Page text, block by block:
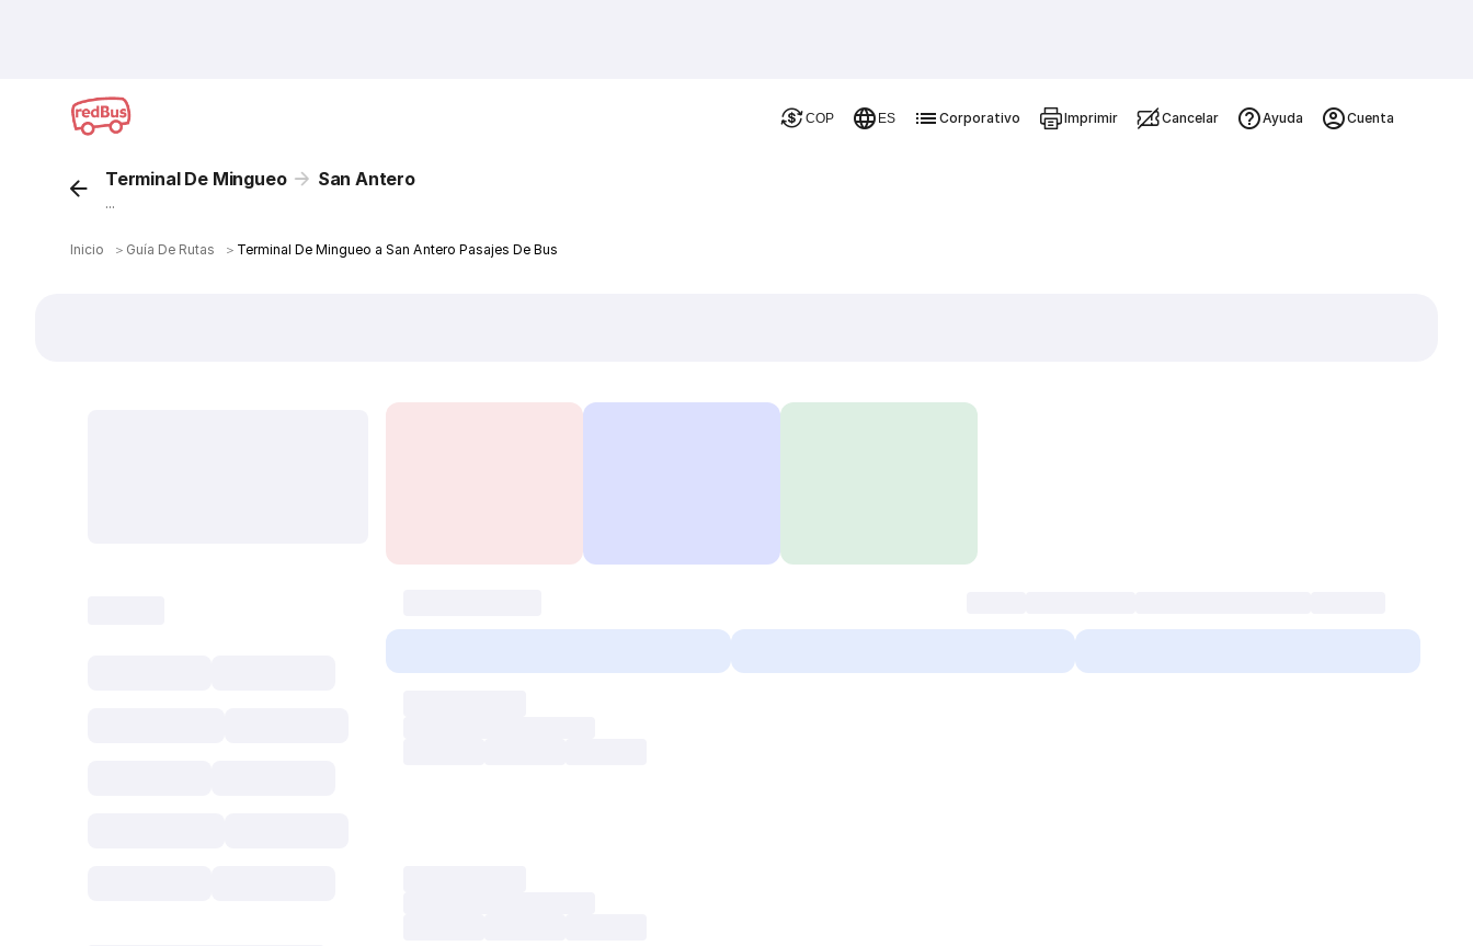
COP ES Corporativo Imprimir Cancelar Ayuda Cuenta
Terminal De Mingueo San Antero
...
Inicio ＞ Guía De Rutas ＞ Terminal De Mingueo a San Antero Pasajes De Bus